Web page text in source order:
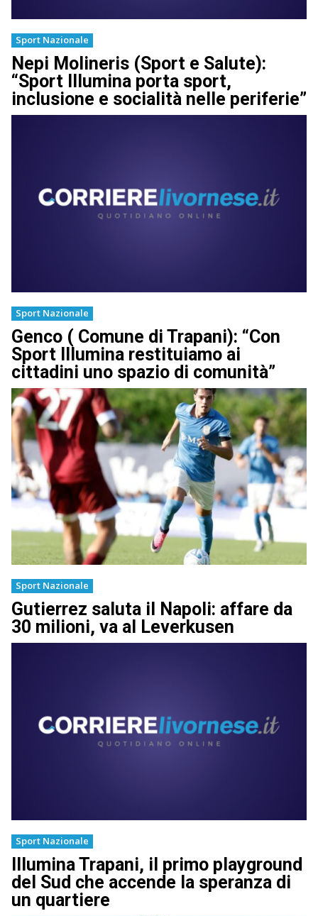
Sport Nazionale
Nepi Molineris (Sport e Salute):
“Sport Illumina porta sport,
inclusione e socialità nelle periferie”
Sport Nazionale
Genco ( Comune di Trapani): “Con
Sport Illumina restituiamo ai
cittadini uno spazio di comunità”
Sport Nazionale
Gutierrez saluta il Napoli: affare da
30 milioni, va al Leverkusen
Sport Nazionale
Illumina Trapani, il primo playground
del Sud che accende la speranza di
un quartiere